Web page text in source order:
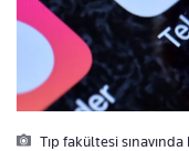
Tıp fakültesi